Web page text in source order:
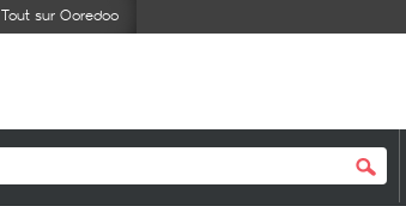
Tout sur Ooredoo